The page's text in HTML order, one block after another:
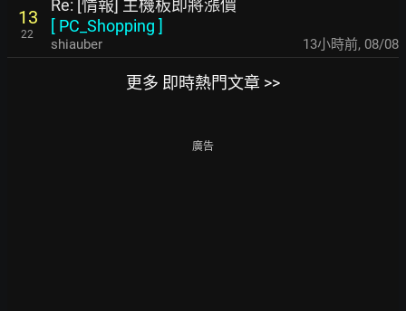
13
22
Re: [情報] 主機板即將漲價
[ PC_Shopping ]
shiauber 13小時前, 08/08
更多 即時熱門文章 >>
廣告